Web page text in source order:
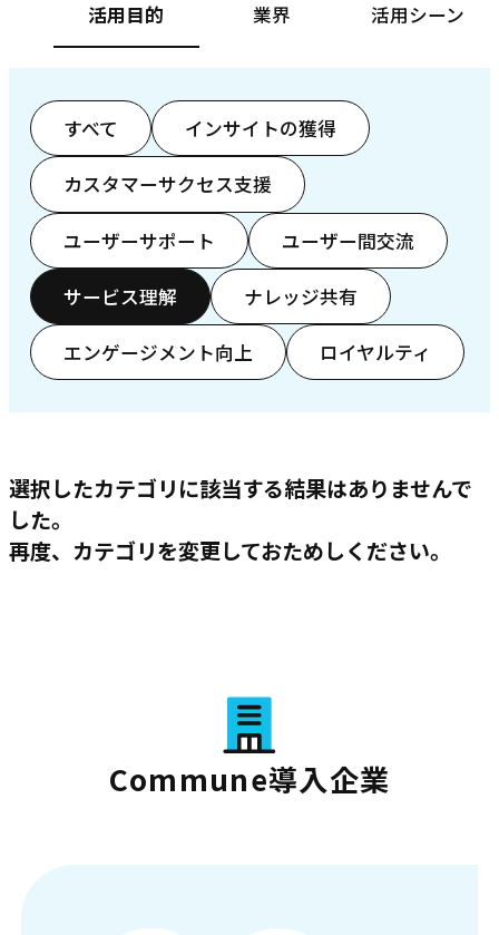
活用目的 業界 活用シーン
すべて インサイトの獲得
カスタマーサクセス支援
ユーザーサポート ユーザー間交流
サービス理解 ナレッジ共有
エンゲージメント向上 ロイヤルティ
選択したカテゴリに該当する結果はありませんで
した。
再度、カテゴリを変更しておためしください。
Commune導入企業